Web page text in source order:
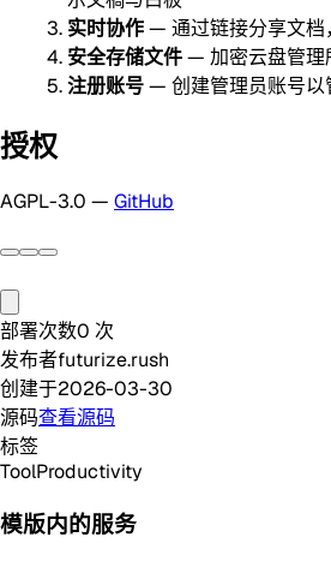
实时协作— 通过链接分享文档
安全存储文件— 加密云盘管理
注册账号— 创建管理员账号以
授权
AGPL-3.0 — GitHub
部署次数0 次
发布者futurize.rush
创建于2026-03-30
源码查看源码
标签
ToolProductivity
模版内的服务